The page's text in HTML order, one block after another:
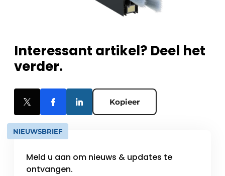
Interessant artikel? Deel het
verder.
Kopieer
NIEUWSBRIEF
Meld u aan om nieuws & updates te
ontvangen.